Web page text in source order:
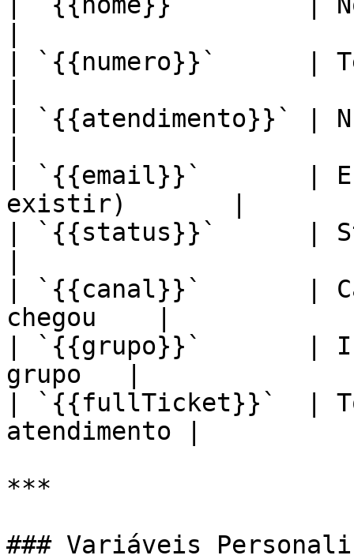
| `{{numero}}`      |
| `{{atendimento}}` |
| `{{email}}`       | E-
existir)       |
| `{{status}}`      |
| `{{canal}}`       |
chegou    |
| `{{grupo}}`       |
grupo   |
| `{{fullTicket}}`  |
atendimento |
***
### Variáveis